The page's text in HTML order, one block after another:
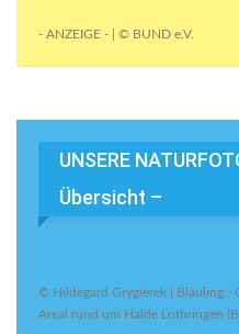
- ANZEIGE - | © BUND e.V.
UNSERE
Übersicht –
© Hildegard Grygierek | Bläuling -
Areal rund um Halde Lothringen